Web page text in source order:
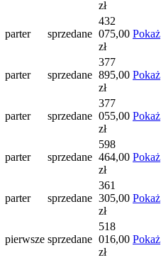
zł
parter sprzedane
432
075,00
zł
Pokaż
parter sprzedane
377
895,00
zł
Pokaż
parter sprzedane
377
055,00
zł
Pokaż
parter sprzedane
598
464,00
zł
Pokaż
parter sprzedane
361
305,00
zł
Pokaż
pierwsze sprzedane
518
016,00
zł
Pokaż